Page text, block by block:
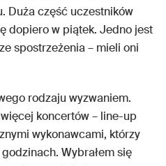
Duża część uczestników
dopiero w piątek. Jedno jest
spostrzeżenia – mieli oni
rodzaju wyzwaniem.
koncertów – line-up
wykonawcami, którzy
Wybrałem się